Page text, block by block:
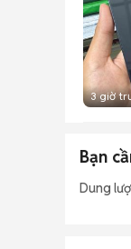
3 giờ
Bạn
Dung